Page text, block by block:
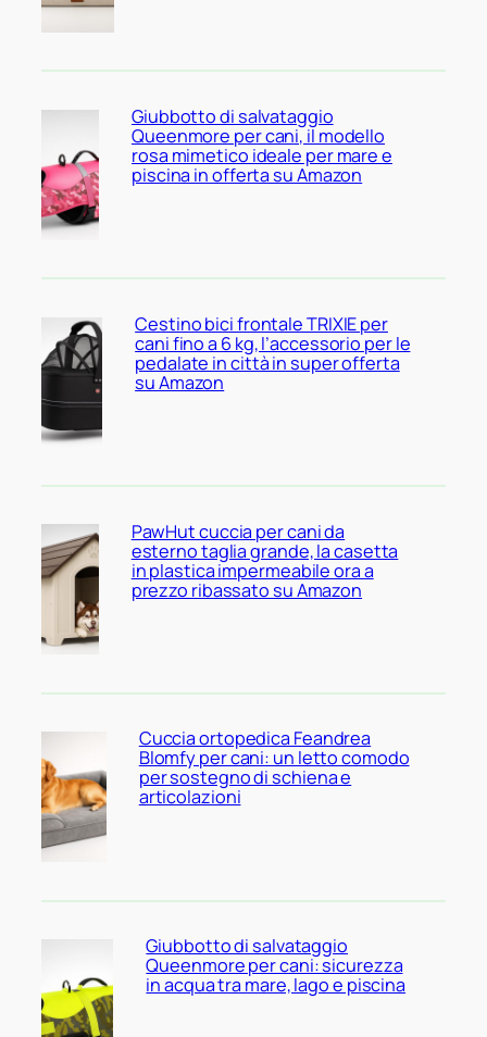
Giubbotto di salvataggio
Queenmore per cani, il modello
rosa mimetico ideale per mare e
piscina in offerta su Amazon
Cestino bici frontale TRIXIE per
cani fino a 6 kg, l’accessorio per le
pedalate in città in super offerta
su Amazon
PawHut cuccia per cani da
esterno taglia grande, la casetta
in plastica impermeabile ora a
prezzo ribassato su Amazon
Cuccia ortopedica Feandrea
Blomfy per cani: un letto comodo
per sostegno di schiena e
articolazioni
Giubbotto di salvataggio
Queenmore per cani: sicurezza
in acqua tra mare, lago e piscina